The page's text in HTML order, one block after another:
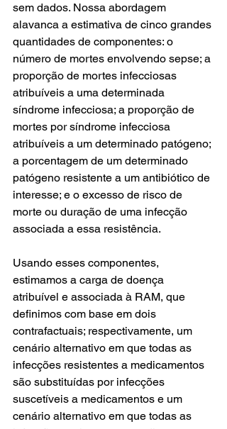
sem dados. Nossa abordagem
alavanca a estimativa de cinco grandes
quantidades de componentes: o
número de mortes envolvendo sepse; a
proporção de mortes infecciosas
atribuíveis a uma determinada
síndrome infecciosa; a proporção de
mortes por síndrome infecciosa
atribuíveis a um determinado patógeno;
a porcentagem de um determinado
patógeno resistente a um antibiótico de
interesse; e o excesso de risco de
morte ou duração de uma infecção
associada a essa resistência.
Usando esses componentes,
estimamos a carga de doença
atribuível e associada à RAM, que
definimos com base em dois
contrafactuais; respectivamente, um
cenário alternativo em que todas as
infecções resistentes a medicamentos
são substituídas por infecções
suscetíveis a medicamentos e um
cenário alternativo em que todas as